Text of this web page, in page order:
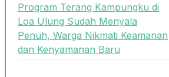
Program Terang Kampungku di
Loa Ulung Sudah Menyala
Penuh, Warga Nikmati Keamanan
dan Kenyamanan Baru